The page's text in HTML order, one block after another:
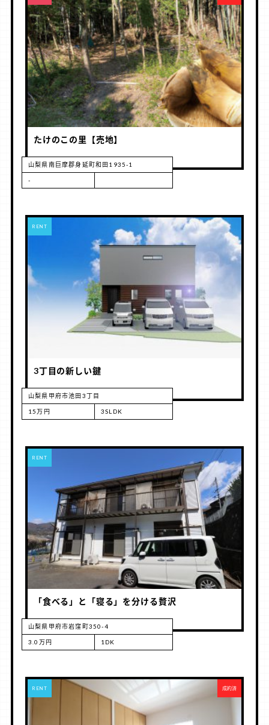
たけのこの里【売地】
山梨県南巨摩郡身延町和田1935-1
-
RENT
3丁目の新しい鍵
山梨県甲府市池田3丁目
15万円 3SLDK
RENT
「食べる」と「寝る」を分ける贅沢
山梨県甲府市岩窪町350-4
3.0万円 1DK
RENT 成約済